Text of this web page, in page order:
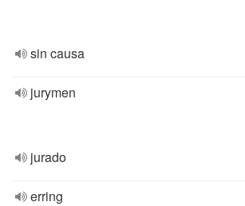
sin causa
jurymen
jurado
erring